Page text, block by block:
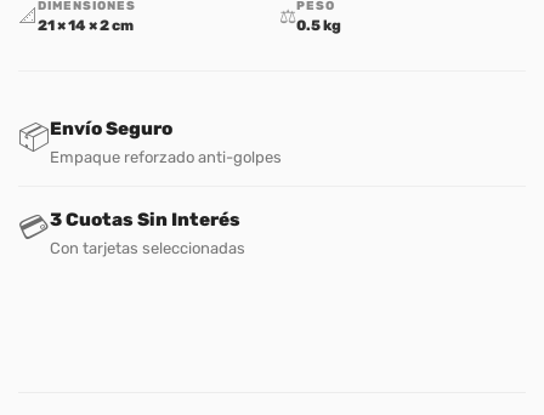
📐 DIMENSIONES
21 × 14 × 2 cm ⚖️PESO
0.5 kg
📦Envío Seguro
Empaque reforzado anti-golpes
💳3 Cuotas Sin Interés
Con tarjetas seleccionadas